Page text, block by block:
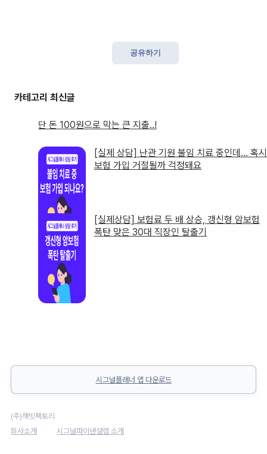
공유하기
단 돈 100원으로 막는 큰 지출..!
[실제 상담] 난관 기원 불임 치료 중인데… 혹시
보험 가입 거절될까 걱정돼요
[실제상담] 보험료 두 배 상승, 갱신형 암보험
폭탄 맞은 30대 직장인 탈출기
시그널플래너 앱 다운로드
(주)해빗팩토리
회사소개
시그널파이낸셜랩 소개